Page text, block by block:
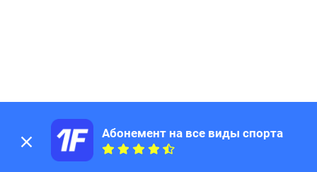
Абонемент на все виды спорта